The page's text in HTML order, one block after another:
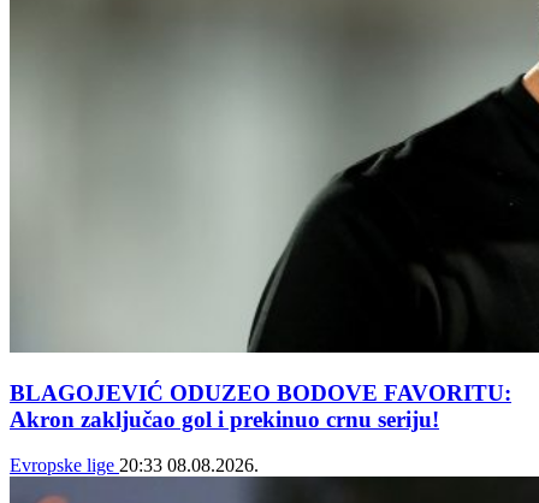
BLAGOJEVIĆ ODUZEO BODOVE FAVORITU:
Akron zaključao gol i prekinuo crnu seriju!
Evropske lige 20:33 08.08.2026.